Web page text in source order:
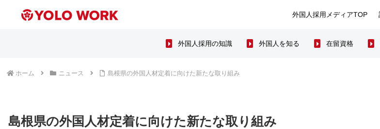
外国人採用メディアTOP
外国人採用の知識 外国人を知る 在留資格
ホーム ニュース 島根県の外国人材定着に向けた新たな取り組み
島根県の外国人材定着に向けた新たな取り組み